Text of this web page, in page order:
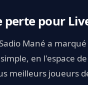
perte pour
Mané a
en l'espace
meilleurs joueurs